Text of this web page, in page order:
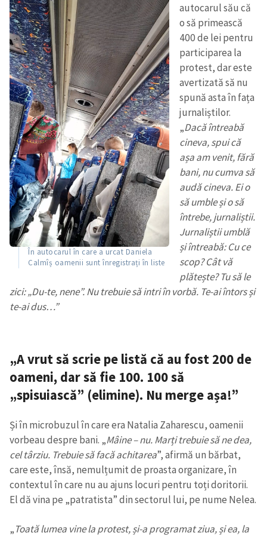
În autocarul în care a urcat Daniela
Calmîș oamenii sunt înregistrați în liste
autocarul său că
o să primească
400 de lei pentru
participarea la
protest, dar este
avertizată să nu
spună asta în fața
jurnaliștilor.
„Dacă întreabă
cineva, spui că
așa am venit, fără
bani, nu cumva să
audă cineva. Ei o
să umble și o să
întrebe, jurnaliștii.
Jurnaliștii umblă
și întreabă: Cu ce
scop? Cât vă
plătește? Tu să le
zici: „Du-te, nene”. Nu trebuie să intri în vorbă. Te-ai întors și
te-ai dus…”
„A vrut să scrie pe listă că au fost 200 de
oameni, dar să fie 100. 100 să
„spisuiască” (elimine). Nu merge așa!”
Și în microbuzul în care era Natalia Zaharescu, oamenii
vorbeau despre bani. „Mâine – nu. Marți trebuie să ne dea,
cel târziu. Trebuie să facă achitarea”, afirmă un bărbat,
care este, însă, nemulțumit de proasta organizare, în
contextul în care nu au ajuns locuri pentru toți doritorii.
El dă vina pe „patratista” din sectorul lui, pe nume Nelea.
„Toată lumea vine la protest, și-a programat ziua, și ea, la